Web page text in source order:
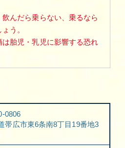
んだら乗らない、乗るなら
う。
胎児・乳児に影響する恐れ
0806
帯広市東6条南8丁目19番地3